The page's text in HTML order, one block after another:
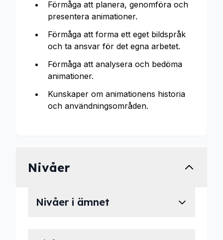
Förmåga att planera, genomföra och
presentera animationer.
Förmåga att forma ett eget bildspråk
och ta ansvar för det egna arbetet.
Förmåga att analysera och bedöma
animationer.
Kunskaper om animationens historia
och användningsområden.
Nivåer
Nivåer i ämnet